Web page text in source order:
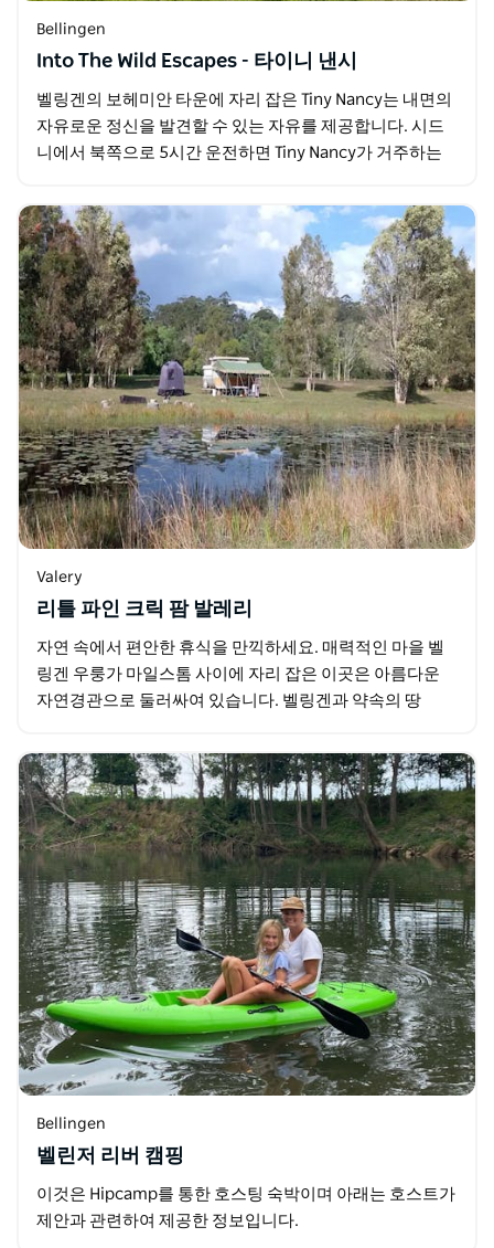
Bellingen
Into The Wild Escapes - 타이니 낸시
벨링겐의 보헤미안 타운에 자리 잡은 Tiny Nancy는 내면의
자유로운 정신을 발견할 수 있는 자유를 제공합니다. 시드
니에서 북쪽으로 5시간 운전하면 Tiny Nancy가 거주하는
Valery
리틀 파인 크릭 팜 발레리
자연 속에서 편안한 휴식을 만끽하세요. 매력적인 마을 벨
링겐 우룽가 마일스톰 사이에 자리 잡은 이곳은 아름다운
자연경관으로 둘러싸여 있습니다. 벨링겐과 약속의 땅
Bellingen
벨린저 리버 캠핑
이것은 Hipcamp를 통한 호스팅 숙박이며 아래는 호스트가
제안과 관련하여 제공한 정보입니다.